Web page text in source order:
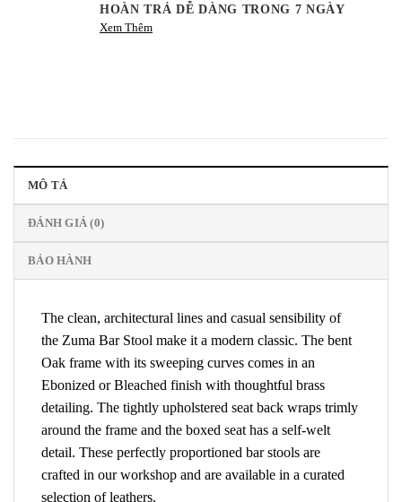
HOÀN TRẢ DỄ DÀNG TRONG 7 NGÀY
Xem Thêm
MÔ TẢ
ĐÁNH GIÁ (0)
BẢO HÀNH
The clean, architectural lines and casual sensibility of
the Zuma Bar Stool make it a modern classic. The bent
Oak frame with its sweeping curves comes in an
Ebonized or Bleached finish with thoughtful brass
detailing. The tightly upholstered seat back wraps trimly
around the frame and the boxed seat has a self-welt
detail. These perfectly proportioned bar stools are
crafted in our workshop and are available in a curated
selection of leathers.